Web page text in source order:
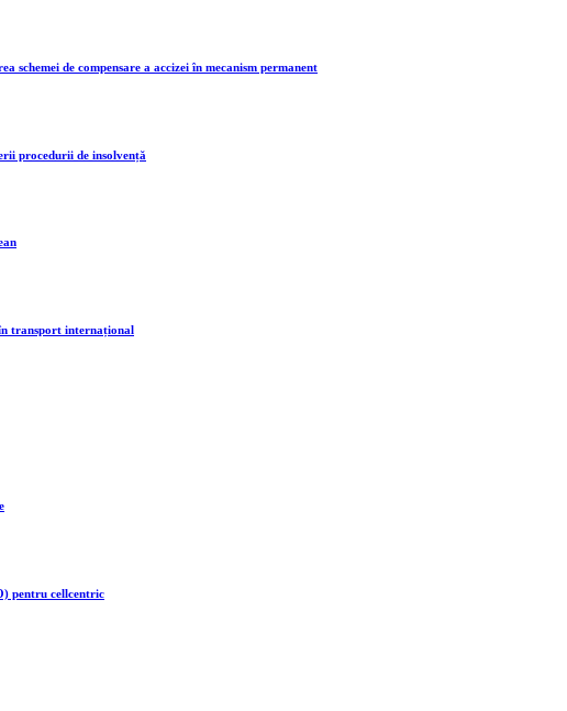
de compensare a accizei în mecanism permanent
procedurii de insolvență
transport internațional
pentru cellcentric